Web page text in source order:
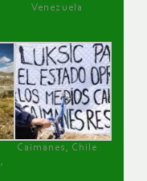
Venezuela
Caimanes, Chile